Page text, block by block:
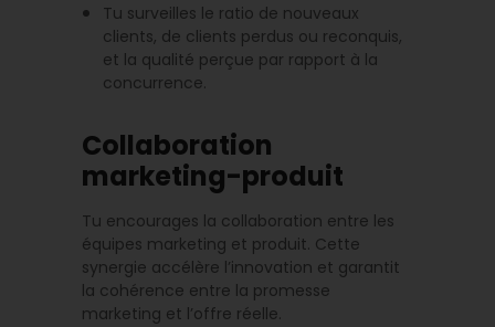
Tu surveilles le ratio de nouveaux
clients, de clients perdus ou reconquis,
et la qualité perçue par rapport à la
concurrence.
Collaboration
marketing-produit
Tu encourages la collaboration entre les
équipes marketing et produit. Cette
synergie accélère l’innovation et garantit
la cohérence entre la promesse
marketing et l’offre réelle.